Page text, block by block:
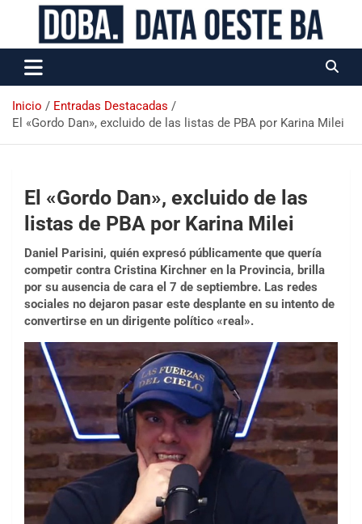
Data Oeste BA
Inicio
Entradas Destacadas
El «Gordo Dan», excluido de las listas de PBA por Karina Milei
El «Gordo Dan», excluido de las
listas de PBA por Karina Milei
Daniel Parisini, quién expresó públicamente que quería
competir contra Cristina Kirchner en la Provincia, brilla
por su ausencia de cara el 7 de septiembre. Las redes
sociales no dejaron pasar este desplante en su intento de
convertirse en un dirigente político «real».